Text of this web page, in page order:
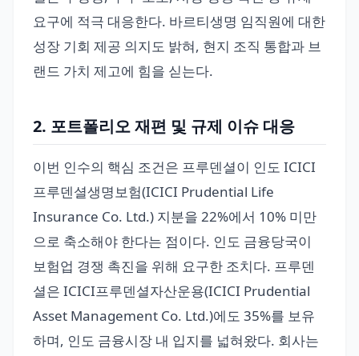
요구에 적극 대응한다. 바르티생명 임직원에 대한
성장 기회 제공 의지도 밝혀, 현지 조직 통합과 브
랜드 가치 제고에 힘을 싣는다.
2. 포트폴리오 재편 및 규제 이슈 대응
이번 인수의 핵심 조건은 프루덴셜이 인도 ICICI
프루덴셜생명보험(ICICI Prudential Life
Insurance Co. Ltd.) 지분을 22%에서 10% 미만
으로 축소해야 한다는 점이다. 인도 금융당국이
보험업 경쟁 촉진을 위해 요구한 조치다. 프루덴
셜은 ICICI프루덴셜자산운용(ICICI Prudential
Asset Management Co. Ltd.)에도 35%를 보유
하며, 인도 금융시장 내 입지를 넓혀왔다. 회사는